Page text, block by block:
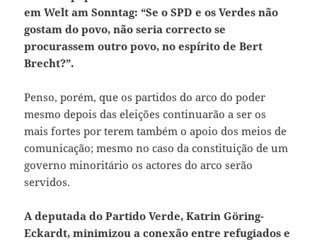
em Welt am Sonntag: “Se o SPD e os Verdes não
gostam do povo, não seria correcto se
procurassem outro povo, no espírito de Bert
Brecht?”.
Penso, porém, que os partidos do arco do poder
mesmo depois das eleições continuarão a ser os
mais fortes por terem também o apoio dos meios de
comunicação; mesmo no caso da constituição de um
governo minoritário os actores do arco serão
servidos.
A deputada do Partido Verde, Katrin Göring-
Eckardt, minimizou a conexão entre refugiados e